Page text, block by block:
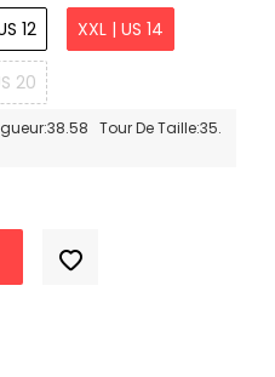
12 XXL | US 14
20
Tour De Taille:35.